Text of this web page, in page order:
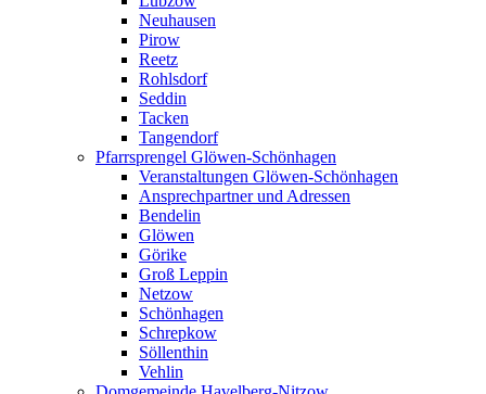
Neuhausen
Pirow
Reetz
Rohlsdorf
Seddin
Tacken
Tangendorf
Pfarrsprengel Glöwen-Schönhagen
Veranstaltungen Glöwen-Schönhagen
Ansprechpartner und Adressen
Bendelin
Glöwen
Görike
Groß Leppin
Netzow
Schönhagen
Schrepkow
Söllenthin
Vehlin